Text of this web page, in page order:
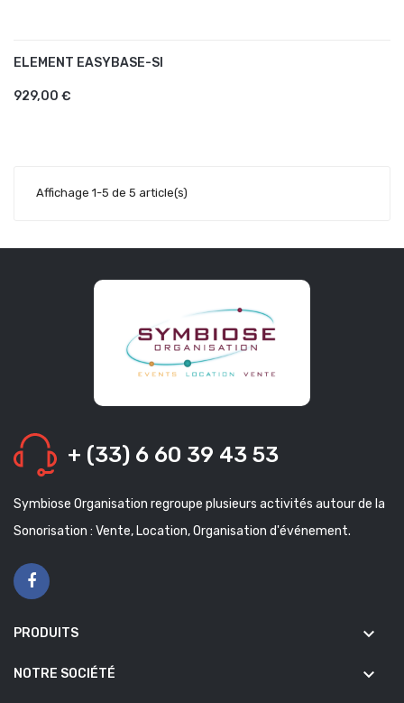
ELEMENT EASYBASE-SI
929,00 €
Affichage 1-5 de 5 article(s)
+ (33) 6 60 39 43 53
Symbiose Organisation regroupe plusieurs activités autour de la
Sonorisation : Vente, Location, Organisation d'événement.
PRODUITS keyboard_arrow_down
NOTRE SOCIÉTÉ keyboard_arrow_down